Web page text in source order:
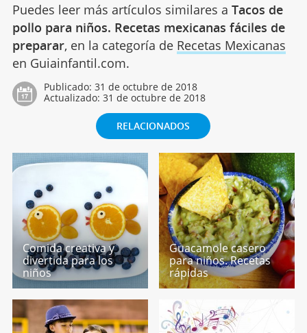
Puedes leer más artículos similares a Tacos de
pollo para niños. Recetas mexicanas fáciles de
preparar, en la categoría de Recetas Mexicanas
en Guiainfantil.com.
Publicado: 31 de octubre de 2018
Actualizado: 31 de octubre de 2018
RELACIONADOS
Comida creativa y
divertida para los
niños
Guacamole casero
para niños. Recetas
rápidas